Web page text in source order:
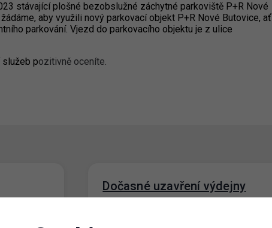
stávající plošné bezobslužné záchytné parkoviště P+R Nové
aby využili nový parkovací objekt P+R Nové Butovice, ať
parkování. Vjezd do parkovacího objektu je z ulice
služeb pozitivně oceníte.
8
Dočasné uzavření výdejny